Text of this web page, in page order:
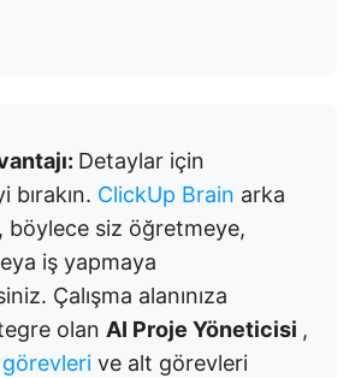
Detaylar için
bırakın. ClickUp Brain arka
böylece siz öğretmeye,
iş yapmaya
Çalışma alanınıza
olan AI Proje Yöneticisi ,
ve alt görevleri